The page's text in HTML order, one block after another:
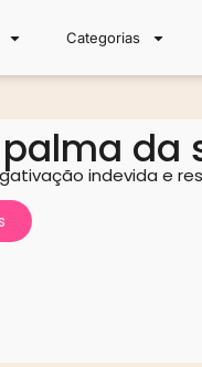
Categorias
da
indevida e